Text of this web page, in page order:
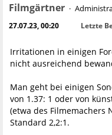
Filmgärtner
27.07.23, 00:20 Letzte
Irritationen in einigen
nicht ausreichend
Man geht bei einigen
von 1.37: 1 oder von
(etwa des Filmemachers
Standard 2,2:1.